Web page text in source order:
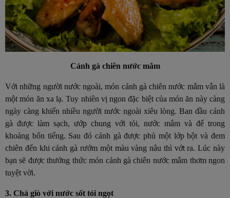
Cánh gà chiên nước mắm
Với những người nước ngoài, món cánh gà chiên nước mắm vẫn là
một món ăn xa lạ. Tuy nhiên vị ngon đặc biệt của món ăn này càng
ngày càng khiến nhiều người nước ngoài xiêu lòng. Ban đầu cánh
gà được làm sạch, ướp chung với tỏi, nước mắm và để trong
khoảng bốn tiếng. Sau đó cánh gà được phủ một lớp bột và đem
chiên đến khi cánh gà rướm một màu vàng nâu thì vớt ra. Lúc này
bạn sẽ được thưởng thức món cánh gà chiên nước mắm thơm ngon
tuyệt vời.
3. Chả giò với nước sốt tỏi ngọt